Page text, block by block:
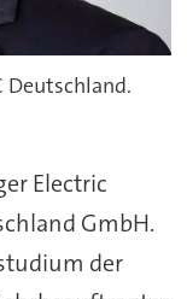
Deutschland.
Electric
GmbH.
der